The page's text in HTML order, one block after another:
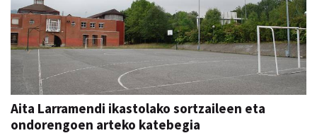
Aita Larramendi ikastolako sortzaileen eta
ondorengoen arteko katebegia